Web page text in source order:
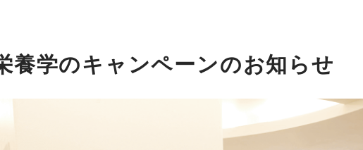
養学のキャンペーンのお知らせ